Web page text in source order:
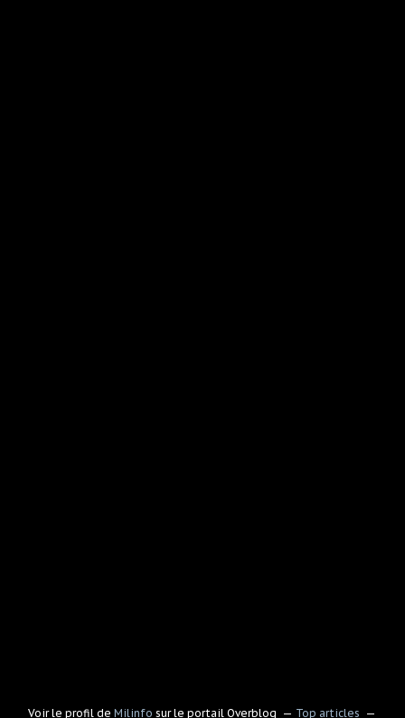
Voir le profil deMilinfo sur le portail Overblog
Top articles